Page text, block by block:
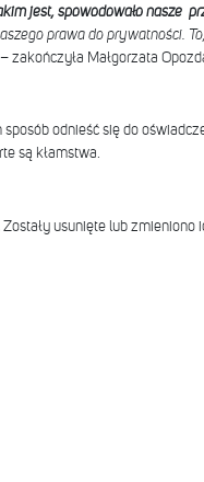
jest, spowodowało nasze
prawa do prywatności.
zakończyła Małgorzata
odnieść się do
są kłamstwa.
Zostały usunięte lub